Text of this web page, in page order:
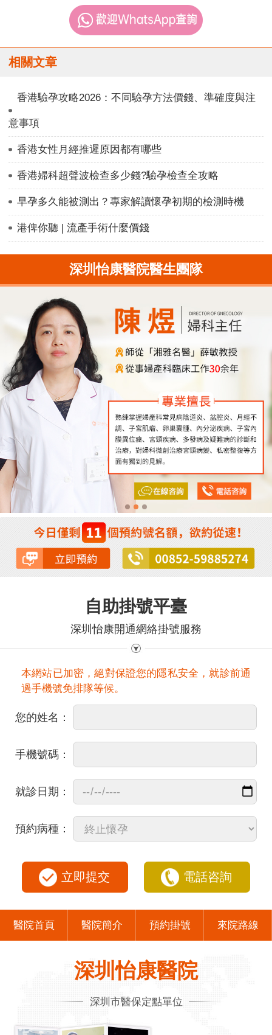
相關文章
香港驗孕攻略2026：不同驗孕方法價錢、準確度與注
意事項
香港女性月經推遲原因都有哪些
香港婦科超聲波檢查多少錢?驗孕檢查全攻略
早孕多久能被測出？專家解讀懷孕初期的檢測時機
港俾你聽 | 流產手術什麼價錢
深圳怡康醫院醫生團隊
自助掛號平臺
深圳怡康開通網絡掛號服務
本網站已加密，絕對保證您的隱私安全，就診前通
過手機號免排隊等候。
您的姓名：
手機號碼：
就診日期：
預約病種：
立即提交 電話咨詢
醫院首頁 醫院簡介 預約掛號 來院路線
深圳怡康醫院
深圳市醫保定點單位